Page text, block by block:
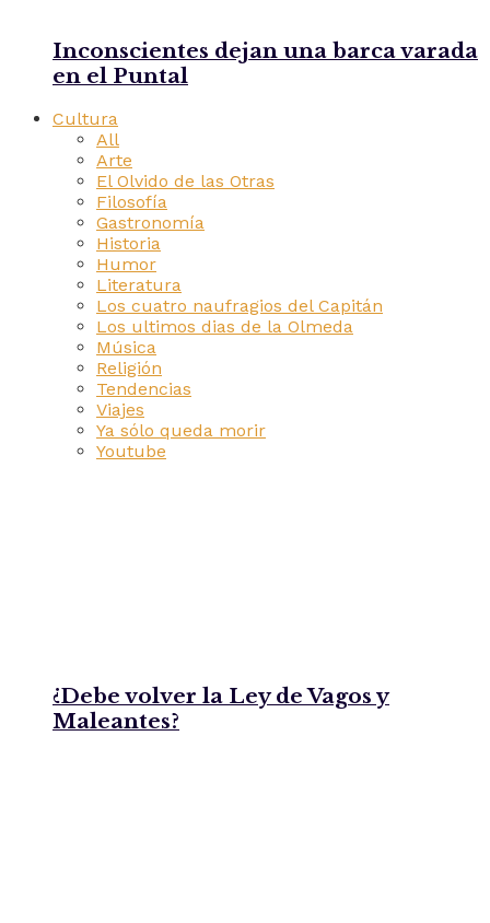
Inconscientes dejan una barca varada
en el Puntal
Cultura
All
Arte
El Olvido de las Otras
Filosofía
Gastronomía
Historia
Humor
Literatura
Los cuatro naufragios del Capitán
Los ultimos dias de la Olmeda
Música
Religión
Tendencias
Viajes
Ya sólo queda morir
Youtube
¿Debe volver la Ley de Vagos y
Maleantes?